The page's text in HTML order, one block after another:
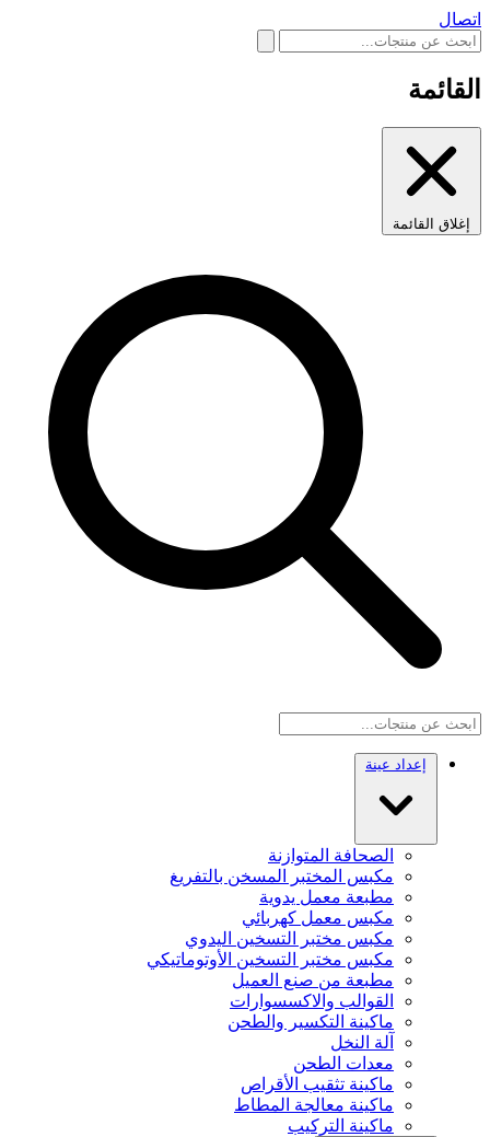
اتصال
القائمة
إغلاق القائمة
إعداد عينة
الصحافة المتوازنة
مكبس المختبر المسخن بالتفريغ
مطبعة معمل يدوية
مكبس معمل كهربائي
مكبس مختبر التسخين اليدوي
مكبس مختبر التسخين الأوتوماتيكي
مطبعة من صنع العميل
القوالب والاكسسوارات
ماكينة التكسير والطحن
آلة النخل
معدات الطحن
ماكينة تثقيب الأقراص
ماكينة معالجة المطاط
ماكينة التركيب